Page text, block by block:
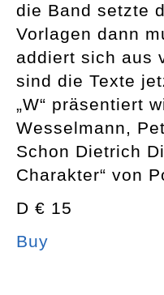
die Band setzte
Vorlagen dann
addiert sich aus
sind die Texte
„W“ präsentiert
Wesselmann,
Schon Dietrich
Charakter“ von
D € 15
Buy